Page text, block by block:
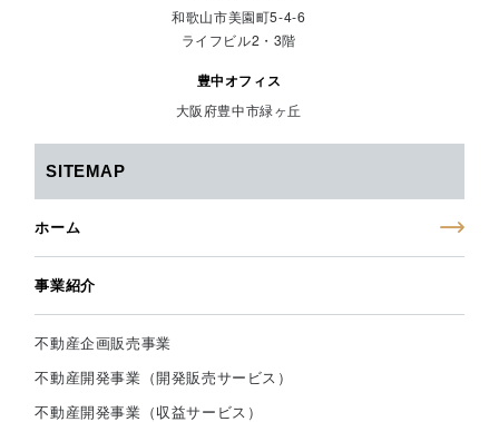
和歌山市美園町5-4-6
ライフビル2・3階
豊中オフィス
大阪府豊中市緑ヶ丘
SITEMAP
ホーム
事業紹介
不動産企画販売事業
不動産開発事業（開発販売サービス）
不動産開発事業（収益サービス）